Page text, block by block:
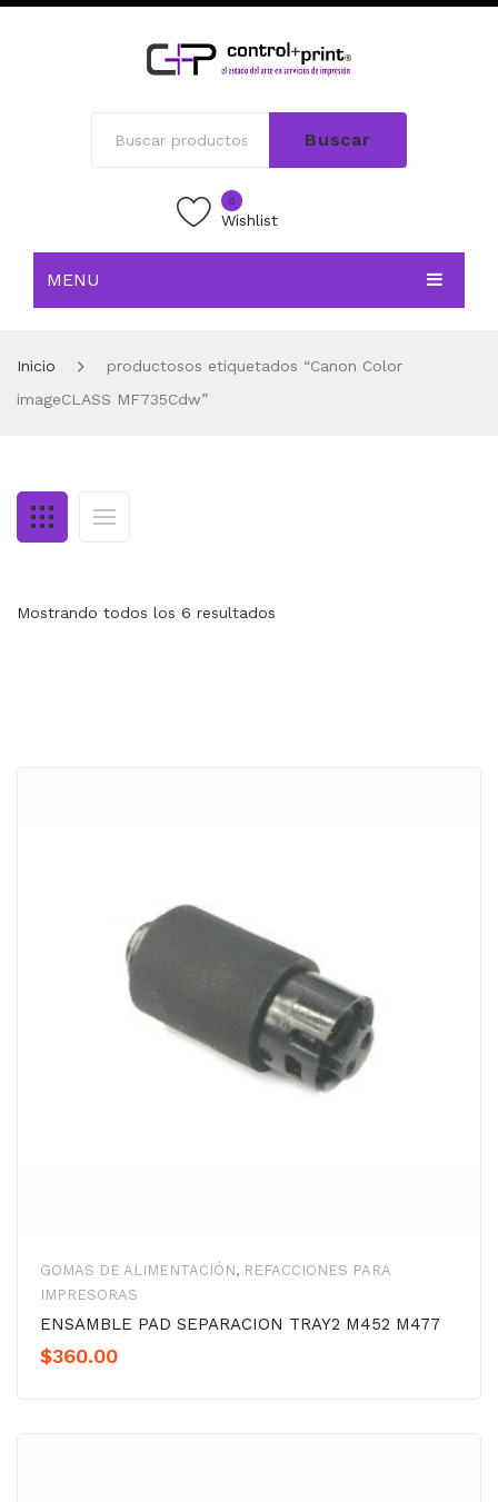
Buscar
0
Wishlist
MENU
TIENDA
MI CUENTA
Inicio
productosos etiquetados “Canon Color
imageCLASS MF735Cdw”
Mostrando todos los 6 resultados
GOMAS DE ALIMENTACIÓN, REFACCIONES PARA
IMPRESORAS
ENSAMBLE PAD SEPARACION TRAY2 M452 M477
$360.00